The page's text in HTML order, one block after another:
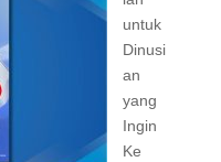
untuk
Dinusi
an
yang
Ingin
Ke